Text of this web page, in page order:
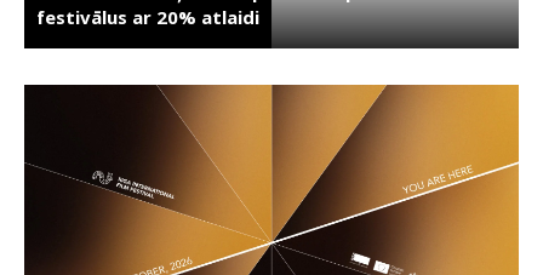
festivālus ar 20% atlaidi